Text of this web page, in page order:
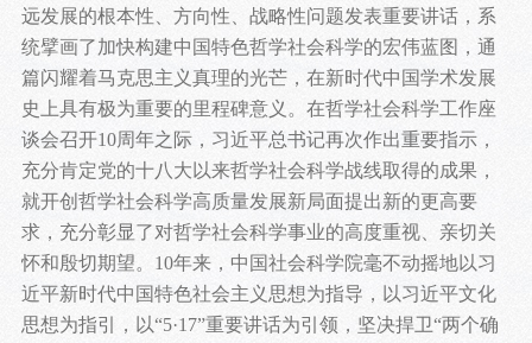
远发展的根本性、方向性、战略性问题发表重要讲话，系
统擘画了加快构建中国特色哲学社会科学的宏伟蓝图，通
篇闪耀着马克思主义真理的光芒，在新时代中国学术发展
史上具有极为重要的里程碑意义。在哲学社会科学工作座
谈会召开10周年之际，习近平总书记再次作出重要指示，
充分肯定党的十八大以来哲学社会科学战线取得的成果，
就开创哲学社会科学高质量发展新局面提出新的更高要
求，充分彰显了对哲学社会科学事业的高度重视、亲切关
怀和殷切期望。10年来，中国社会科学院毫不动摇地以习
近平新时代中国特色社会主义思想为指导，以习近平文化
思想为指引，以“5·17”重要讲话为引领，坚决捍卫“两个确